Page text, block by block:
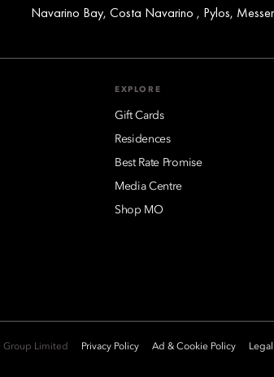
Navarino Bay, Costa Navarino , Pylos,
EXPLORE
Gift Cards
Residences
Best Rate Promise
Media Centre
Shop MO
Limited Privacy Policy Ad & Cookie Policy